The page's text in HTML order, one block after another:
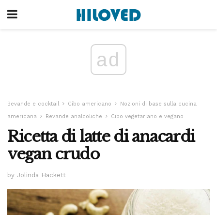
ad
Bevande e cocktail Cibo americano
Nozioni di base sulla cucina
americana
Bevande analcoliche Cibo vegetariano e vegano
Ricetta di latte di anacardi
vegan crudo
by Jolinda Hackett